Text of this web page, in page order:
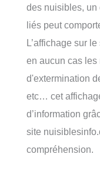
des nuisibles,
liés peut
L’affichage sur
en aucun cas les
d'extermination
etc… cet
d’information
site
compréhension.